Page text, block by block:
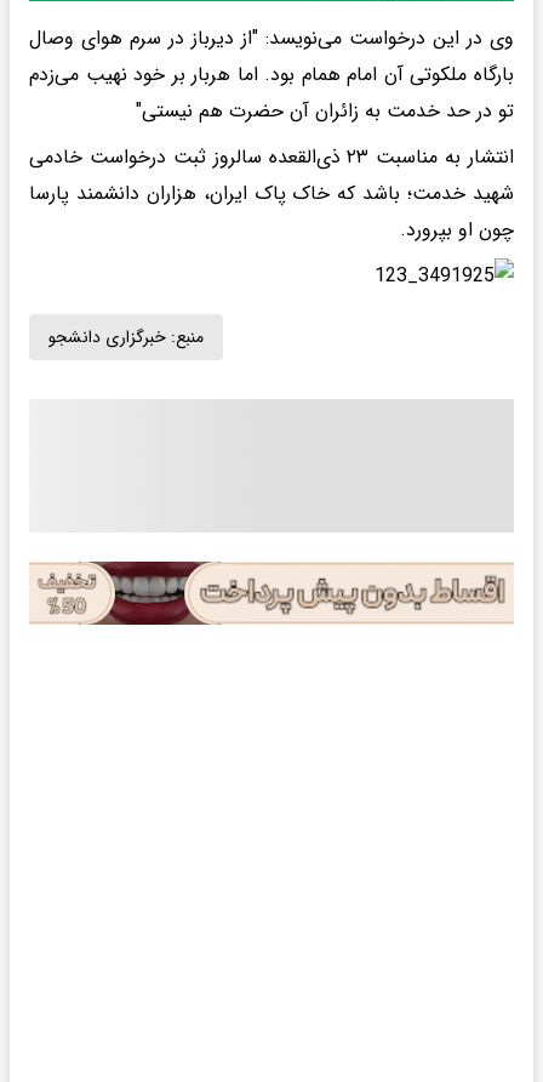
وی در این درخواست می‌نویسد: "از دیرباز در سرم هوای وصال
بارگاه ملکوتی آن امام همام بود. اما هربار بر خود نهیب می‌زدم
تو در حد خدمت به زائران آن حضرت هم نیستی"
انتشار به مناسبت ۲۳ ذی‌القعده سالروز ثبت درخواست خادمی
شهید خدمت؛ باشد که خاک پاک ایران، هزاران دانشمند پارسا
چون او بپرورد.
منبع: خبرگزاری دانشجو